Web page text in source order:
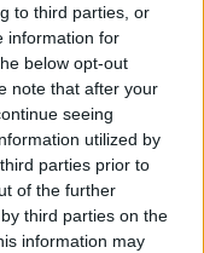
to third parties, or
information for
below opt-out
note that after your
seeing
utilized by
parties prior to
of the further
third parties on the
information may
因为他正在招来很
明显迹象
地与一切对手抗衡